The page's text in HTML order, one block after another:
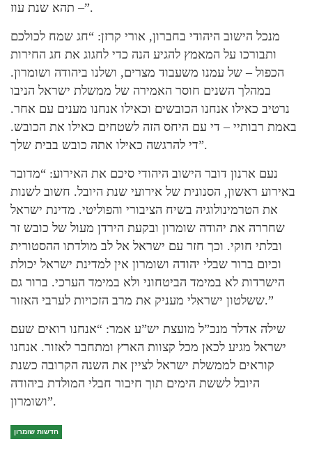
– תהא שנת עוז”.
מנכל הישוב היהודי בחברון, אורי קרזן: “חג שמח לכולכם
ותבורכו על המאמץ להגיע הנה כדי לחגוג את חג החירות
הכפול – של עמנו משעבוד מצרים, ושלנו ביהודה ושומרון.
במהלך השנים חוסר האמירה של ממשלת ישראל הניבו
נרטיב כאילו אנחנו הכובשים וכאילו אנחנו מענים עם אחר.
באמת רבותיי – די עם היחס הזה לשטחים כאילו את הכובש.
די להרגשה כאילו אתה כובש בבית שלך”.
נעם ארנון דובר הישוב היהודי סיכם את האירוע: “מדובר
באירוע ראשון, הסנונית של אירועי שנת היובל. חשוב לשנות
את הטרמינולוגיה בשיח הציבורי והפוליטי. מדינת ישראל
שחררה את יהודה שומרון ובקעת הירדן מעול של כובש זר
ובלתי חוקי. וכך חזר עם ישראל אל לב מולדתו ההסטורית
וכיום ברור שבלי יהודה ושומרון אין למדינת ישראל יכולת
הישרדות לא במימד הביטחוני ולא במימד הערכי. ברור גם
ששלטון ישראלי מעניק את מרב הזכויות לערבי האזור.”
שילה אדלר מנכ”ל מועצת יש”ע אמר: “אנחנו רואים שעם
ישראל מגיע לכאן מכל קצוות הארץ ומתחבר לאזור. אנחנו
קוראים לממשלת ישראל לציין את השנה הקרובה כשנת
היובל לששת הימים תוך חיבור חבלי המולדת ביהודה
ושומרון”.
חדשות שומרון